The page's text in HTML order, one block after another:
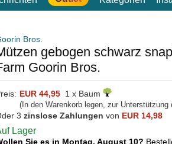
Bros.
gebogen schwarz
Goorin Bros.
EUR 44,95 1 x Baum
(In den Warenkorb legen, zur Unterstützung
3 zinslose Zahlungen von EUR 14,98
Lager
Sie es in Montag, August 10?